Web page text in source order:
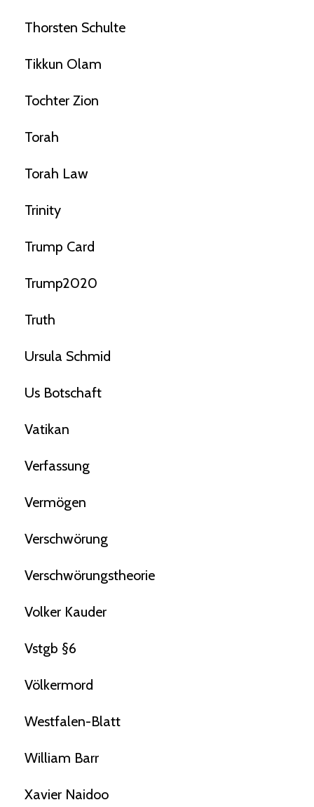
Thorsten Schulte
Tikkun Olam
Tochter Zion
Torah
Torah Law
Trinity
Trump Card
Trump2020
Truth
Ursula Schmid
Us Botschaft
Vatikan
Verfassung
Vermögen
Verschwörung
Verschwörungstheorie
Volker Kauder
Vstgb §6
Völkermord
Westfalen-Blatt
William Barr
Xavier Naidoo